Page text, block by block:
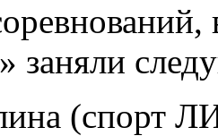
заняли
(спорт